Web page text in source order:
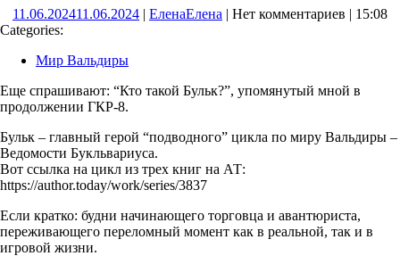
11.06.202411.06.2024 | ЕленаЕлена | Нет комментариев | 15:08
Categories:
Мир Вальдиры
Еще спрашивают: “Кто такой Бульк?”, упомянутый мной в
продолжении ГКР-8.
Бульк – главный герой “подводного” цикла по миру Вальдиры –
Ведомости Букльвариуса.
Вот ссылка на цикл из трех книг на АТ:
https://author.today/work/series/3837
Если кратко: будни начинающего торговца и авантюриста,
переживающего переломный момент как в реальной, так и в
игровой жизни.